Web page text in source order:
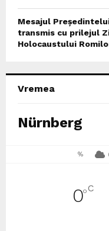
Mesajul
transmis cu prilejul
Holocaustului
Vremea
Nürnberg
%
0°C